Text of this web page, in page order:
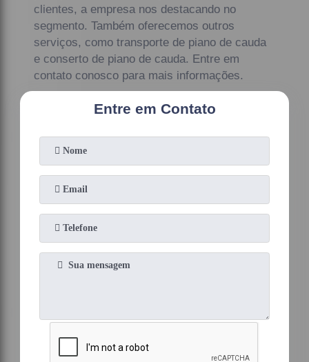
clientes, a empresa nos destacando no
segmento. Também oferecemos outros
serviços, como transporte de piano de cauda
e conserto de piano de cauda. Entre em
contato conosco para mais informações.
Entre em Contato